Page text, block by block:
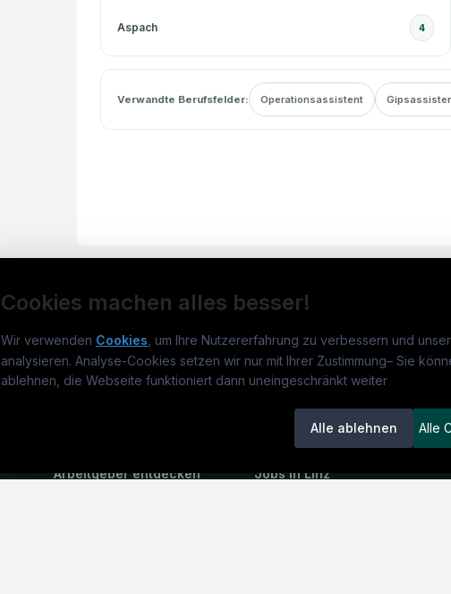
Aspach 4
Verwandte Berufsfelder: Operationsassistent
Cookies machen alles besser!
Wir verwenden Cookies , um Ihre Nutzererfahrung zu verbessern und
analysieren. Analyse-Cookies setzen wir nur mit Ihrer Zustimmung– Sie
ablehnen, die Webseite funktioniert dann uneingeschränkt weiter
Alle ablehnen
Alle
medjobs.at
Arbeitgeber entdecken
Jobs
Jobs in Wien
Jobs in Linz